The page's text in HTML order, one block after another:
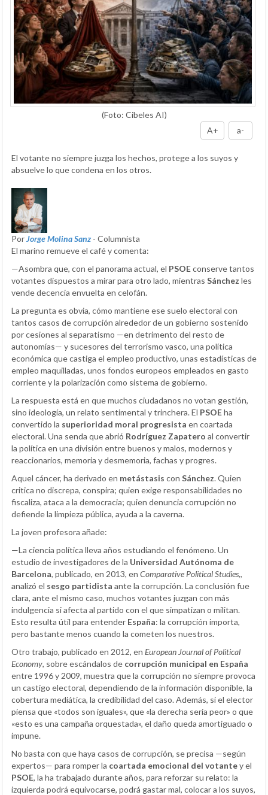
(Foto: Cibeles AI)
A+
a-
El votante no siempre juzga los hechos, protege a los suyos y
absuelve lo que condena en los otros.
PorJorge Molina Sanz - Columnista
El marino remueve el café y comenta:
—Asombra que, con el panorama actual, el PSOEconserve tantos
votantes dispuestos a mirar para otro lado, mientras Sánchez les
vende decencia envuelta en celofán.
La pregunta es obvia, cómo mantiene ese suelo electoral con
tantos casos de corrupción alrededor de un gobierno sostenido
por cesiones al separatismo —en detrimento del resto de
autonomías— y sucesores del terrorismo vasco, una política
económica que castiga el empleo productivo, unas estadísticas de
empleo maquilladas, unos fondos europeos empleados en gasto
corriente y la polarización como sistema de gobierno.
La respuesta está en que muchos ciudadanos no votan gestión,
sino ideología, un relato sentimental y trinchera. El PSOEha
convertido la superioridad moral progresista en coartada
electoral. Una senda que abrió Rodríguez Zapatero al convertir
la política en una división entre buenos y malos, modernos y
reaccionarios, memoria y desmemoria, fachas y progres.
Aquel cáncer, ha derivado en metástasis con Sánchez. Quien
critica no discrepa, conspira; quien exige responsabilidades no
fiscaliza, ataca a la democracia; quien denuncia corrupción no
defiende la limpieza pública, ayuda a la caverna.
La joven profesora añade:
—La ciencia política lleva años estudiando el fenómeno. Un
estudio de investigadores de la Universidad Autónoma de
Barcelona, publicado, en 2013, en Comparative Political Studies,,
analizó el sesgo partidista ante la corrupción. La conclusión fue
clara, ante el mismo caso, muchos votantes juzgan con más
indulgencia si afecta al partido con el que simpatizan o militan.
Esto resulta útil para entender España: la corrupción importa,
pero bastante menos cuando la cometen los nuestros.
Otro trabajo, publicado en 2012, en European Journal of Political
Economy, sobre escándalos de corrupción municipal en España
entre 1996 y 2009, muestra que la corrupción no siempre provoca
un castigo electoral, dependiendo de la información disponible, la
cobertura mediática, la credibilidad del caso. Además, si el elector
piensa que «todos son iguales», que «la derecha sería peor» o que
«esto es una campaña orquestada», el daño queda amortiguado o
impune.
No basta con que haya casos de corrupción, se precisa —según
expertos— para romper la coartada emocional del votantey el
PSOE, la ha trabajado durante años, para reforzar su relato: la
izquierda podrá equivocarse, podrá gastar mal, colocar a los suyos,